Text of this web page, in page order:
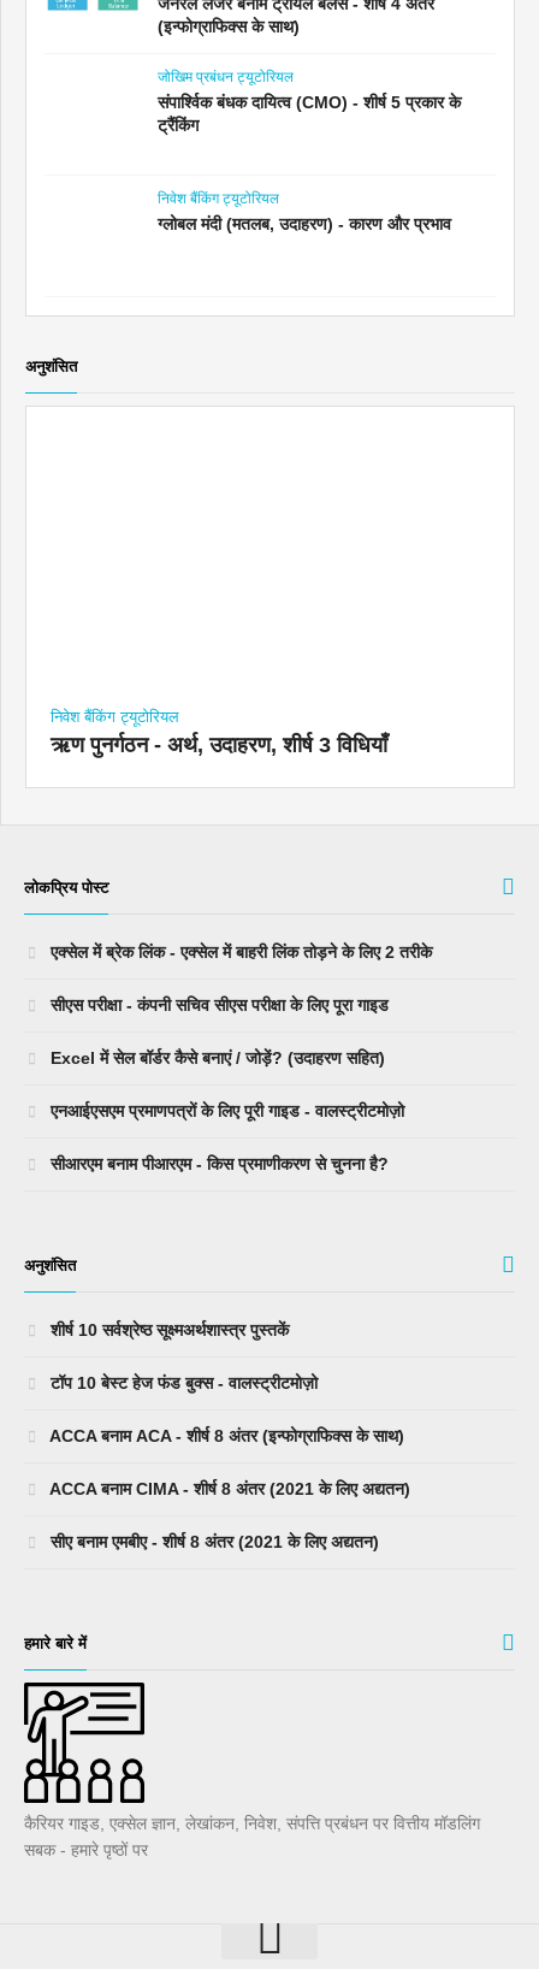
जनरल लेजर बनाम ट्रायल बैलेंस - शीर्ष 4 अंतर
(इन्फोग्राफिक्स के साथ)
जोखिम प्रबंधन ट्यूटोरियल
संपार्श्विक बंधक दायित्व (CMO) - शीर्ष 5 प्रकार के
ट्रैंकिंग
निवेश बैंकिंग ट्यूटोरियल
ग्लोबल मंदी (मतलब, उदाहरण) - कारण और प्रभाव
अनुशंसित
निवेश बैंकिंग ट्यूटोरियल
ऋण पुनर्गठन - अर्थ, उदाहरण, शीर्ष 3 विधियाँ
लोकप्रिय पोस्ट
एक्सेल में ब्रेक लिंक - एक्सेल में बाहरी लिंक तोड़ने के लिए 2 तरीके
सीएस परीक्षा - कंपनी सचिव सीएस परीक्षा के लिए पूरा गाइड
Excel में सेल बॉर्डर कैसे बनाएं / जोड़ें? (उदाहरण सहित)
एनआईएसएम प्रमाणपत्रों के लिए पूरी गाइड - वालस्ट्रीटमोज़ो
सीआरएम बनाम पीआरएम - किस प्रमाणीकरण से चुनना है?
अनुशंसित
शीर्ष 10 सर्वश्रेष्ठ सूक्ष्मअर्थशास्त्र पुस्तकें
टॉप 10 बेस्ट हेज फंड बुक्स - वालस्ट्रीटमोज़ो
ACCA बनाम ACA - शीर्ष 8 अंतर (इन्फोग्राफिक्स के साथ)
ACCA बनाम CIMA - शीर्ष 8 अंतर (2021 के लिए अद्यतन)
सीए बनाम एमबीए - शीर्ष 8 अंतर (2021 के लिए अद्यतन)
हमारे बारे में
कैरियर गाइड, एक्सेल ज्ञान, लेखांकन, निवेश, संपत्ति प्रबंधन पर वित्तीय मॉडलिंग
सबक - हमारे पृष्ठों पर